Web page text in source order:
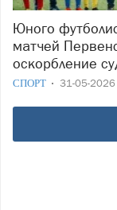
Юного футболиста дисквалифицировали на 5
матчей
оскорбление
СПОРТ 31-05-2026